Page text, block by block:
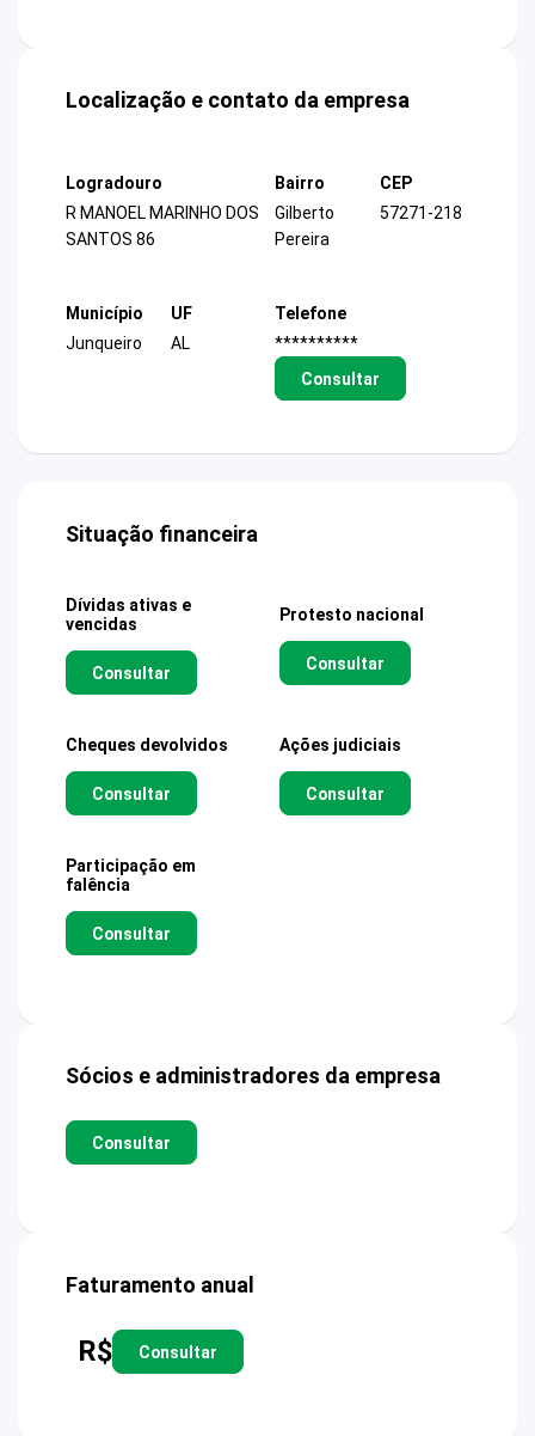
Localização e contato da empresa
Logradouro
R MANOEL MARINHO DOS
SANTOS 86
Bairro
Gilberto
Pereira
CEP
57271-218
Município
Junqueiro
UF
AL
Telefone
**********
Consultar
Situação financeira
Dívidas ativas e
vencidas
Consultar
Protesto nacional
Consultar
Cheques devolvidos
Consultar
Ações judiciais
Consultar
Participação em
falência
Consultar
Sócios e administradores da empresa
Consultar
Faturamento anual
R$ Consultar